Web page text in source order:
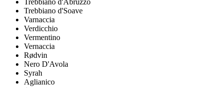
Trebbiano d'Soave
Varnaccia
Verdicchio
Vermentino
Vernaccia
Rødvin
Nero D'Avola
Syrah
Aglianico